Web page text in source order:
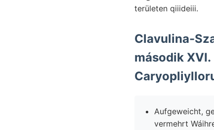
területen qiiideiii.
Clavulina-
második XVI. וויאךיאינאטו vorliegt. machen. köszönetet Gesteine
Aufgeweicht,
vermehrt